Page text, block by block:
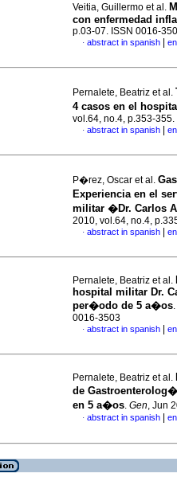
Veitia, Guillermo et al.
con enfermedad
p.03-07. ISSN 0016-
· abstract in spanish
Pernalete, Beatriz et al.
4 casos en el
vol.64, no.4, p.353-
· abstract in spanish
P�rez, Oscar et al.
Experiencia en el
militar �Dr. Carlos
2010, vol.64, no.4,
· abstract in spanish
Pernalete, Beatriz et al.
hospital militar Dr.
per�odo de 5 a�os.
0016-3503
· abstract in spanish
Pernalete, Beatriz et al.
de
en 5 a�os. Gen, Jun
· abstract in spanish